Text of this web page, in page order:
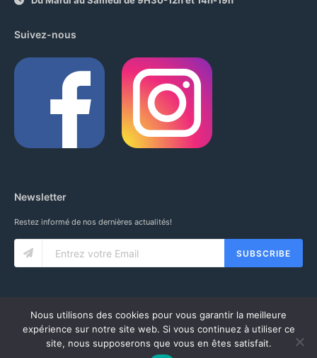
Suivez-nous
Newsletter
Restez informé de nos dernières actualités!
SUBSCRIBE
© 2020 IUNG SARL. ALL RIGHTS RESERVED.CGV -MENTIONS LÉGALES-
Nous utilisons des cookies pour vous garantir la meilleure
expérience sur notre site web. Si vous continuez à utiliser ce
site, nous supposerons que vous en êtes satisfait.